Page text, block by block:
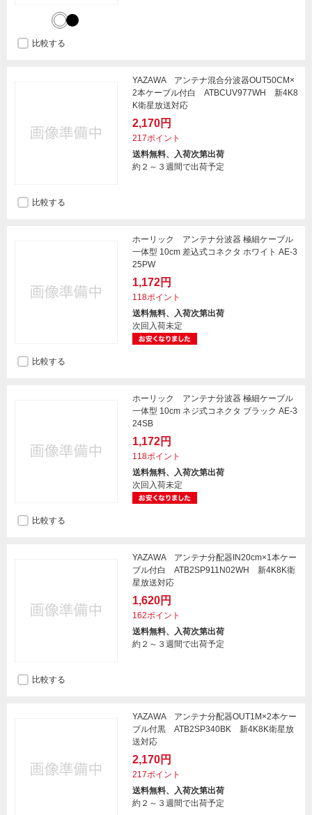
比較する
YAZAWA アンテナ混合分波器OUT50CM×
2本ケーブル付白 ATBCUV977WH 新4K8
K衛星放送対応
2,170円
217ポイント
送料無料、入荷次第出荷
約２～３週間で出荷予定
比較する
ホーリック アンテナ分波器 極細ケーブル
一体型 10cm 差込式コネクタ ホワイト AE-3
25PW
1,172円
118ポイント
送料無料、入荷次第出荷
次回入荷未定
比較する
ホーリック アンテナ分波器 極細ケーブル
一体型 10cm ネジ式コネクタ ブラック AE-3
24SB
1,172円
118ポイント
送料無料、入荷次第出荷
次回入荷未定
比較する
YAZAWA アンテナ分配器IN20cm×1本ケー
ブル付白 ATB2SP911N02WH 新4K8K衛
星放送対応
1,620円
162ポイント
送料無料、入荷次第出荷
約２～３週間で出荷予定
比較する
YAZAWA アンテナ分配器OUT1M×2本ケー
ブル付黒 ATB2SP340BK 新4K8K衛星放
送対応
2,170円
217ポイント
送料無料、入荷次第出荷
約２～３週間で出荷予定